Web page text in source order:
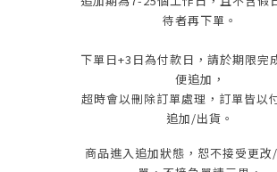
待者再下單 。
下單日+3 日為付款日，請於期限完
便追加，
超時會以刪除訂單處理，訂單皆以
追加/出貨 。
商品進入追加狀態，恕不接受更改